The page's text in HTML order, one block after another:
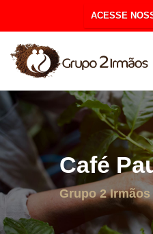
ACESSE
Café
Grupo 2 Irmãos